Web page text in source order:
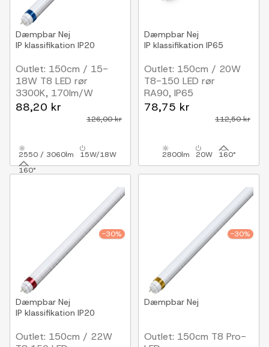
Dæmpbar Nej
IP klassifikation IP20
Outlet: 150cm / 15-
18W T8 LED rør
3300K, 170lm/W
88,20 kr
126,00 kr
2550 / 3060lm
15W/18W
160°
Dæmpbar Nej
IP klassifikation IP65
Outlet: 150cm / 20W
T8-150 LED rør
RA90, IP65
78,75 kr
112,50 kr
2800lm 20W 160°
-30%
Dæmpbar Nej
IP klassifikation IP20
Outlet: 150cm / 22W
-30%
Dæmpbar Nej
Outlet: 150cm T8 Pro-